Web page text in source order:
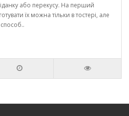
або перекусу. На перший
їх можна тільки в тостері, але